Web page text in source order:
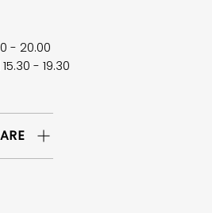
- 20.00
- 19.30